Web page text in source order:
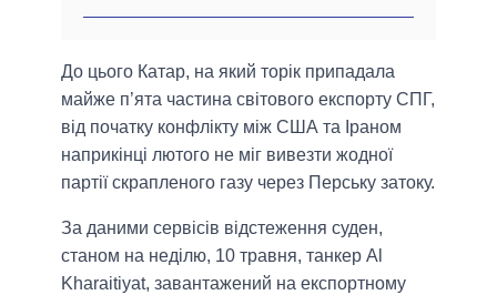
До цього Катар, на який торік припадала
майже п’ята частина світового експорту СПГ,
від початку конфлікту між США та Іраном
наприкінці лютого не міг вивезти жодної
партії скрапленого газу через Перську затоку.
За даними сервісів відстеження суден,
станом на неділю, 10 травня, танкер Al
Kharaitiyat, завантажений на експортному